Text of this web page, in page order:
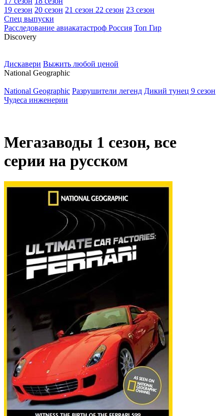
19 сезон 20 сезон 21 сезон 22 сезон 23 сезон
Спец выпуски
Расследование авиакатастроф Россия Топ Гир
Discovery
Дискавери Выжить любой ценой
National Geographic
National Geographic Разрушители легенд Дикий тунец 9 сезон
Чудеса инженерии
Мегазаводы 1 сезон, все
серии на русском